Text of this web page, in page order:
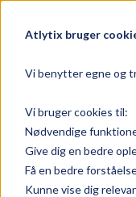
Atlytix bruger
Vi benytter egne og
Vi bruger cookies til:
Nødvendige
Give dig en bedre
Få en bedre
Kunne vise dig